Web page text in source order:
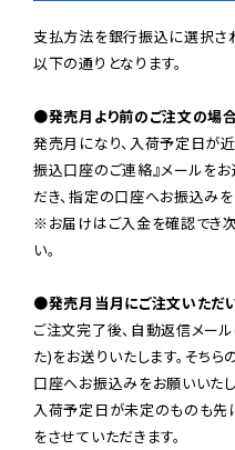
支払方法を銀行振込に選択さ
以下の通りとなります。
●発売月より前のご注文の場
発売月になり、入荷予定日が
振込口座のご連絡』メールをお
だき、指定の口座へお振込みを
※お届けはご入金を確認でき
い。
●発売月当月にご注文いただ
ご注文完了後、自動返信メー
た)をお送りいたします。そち
口座へお振込みをお願いいたし
入荷予定日が未定のものも先
をさせていただきます。